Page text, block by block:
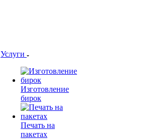
Услуги
Изготовление
бирок
Печать на
пакетах